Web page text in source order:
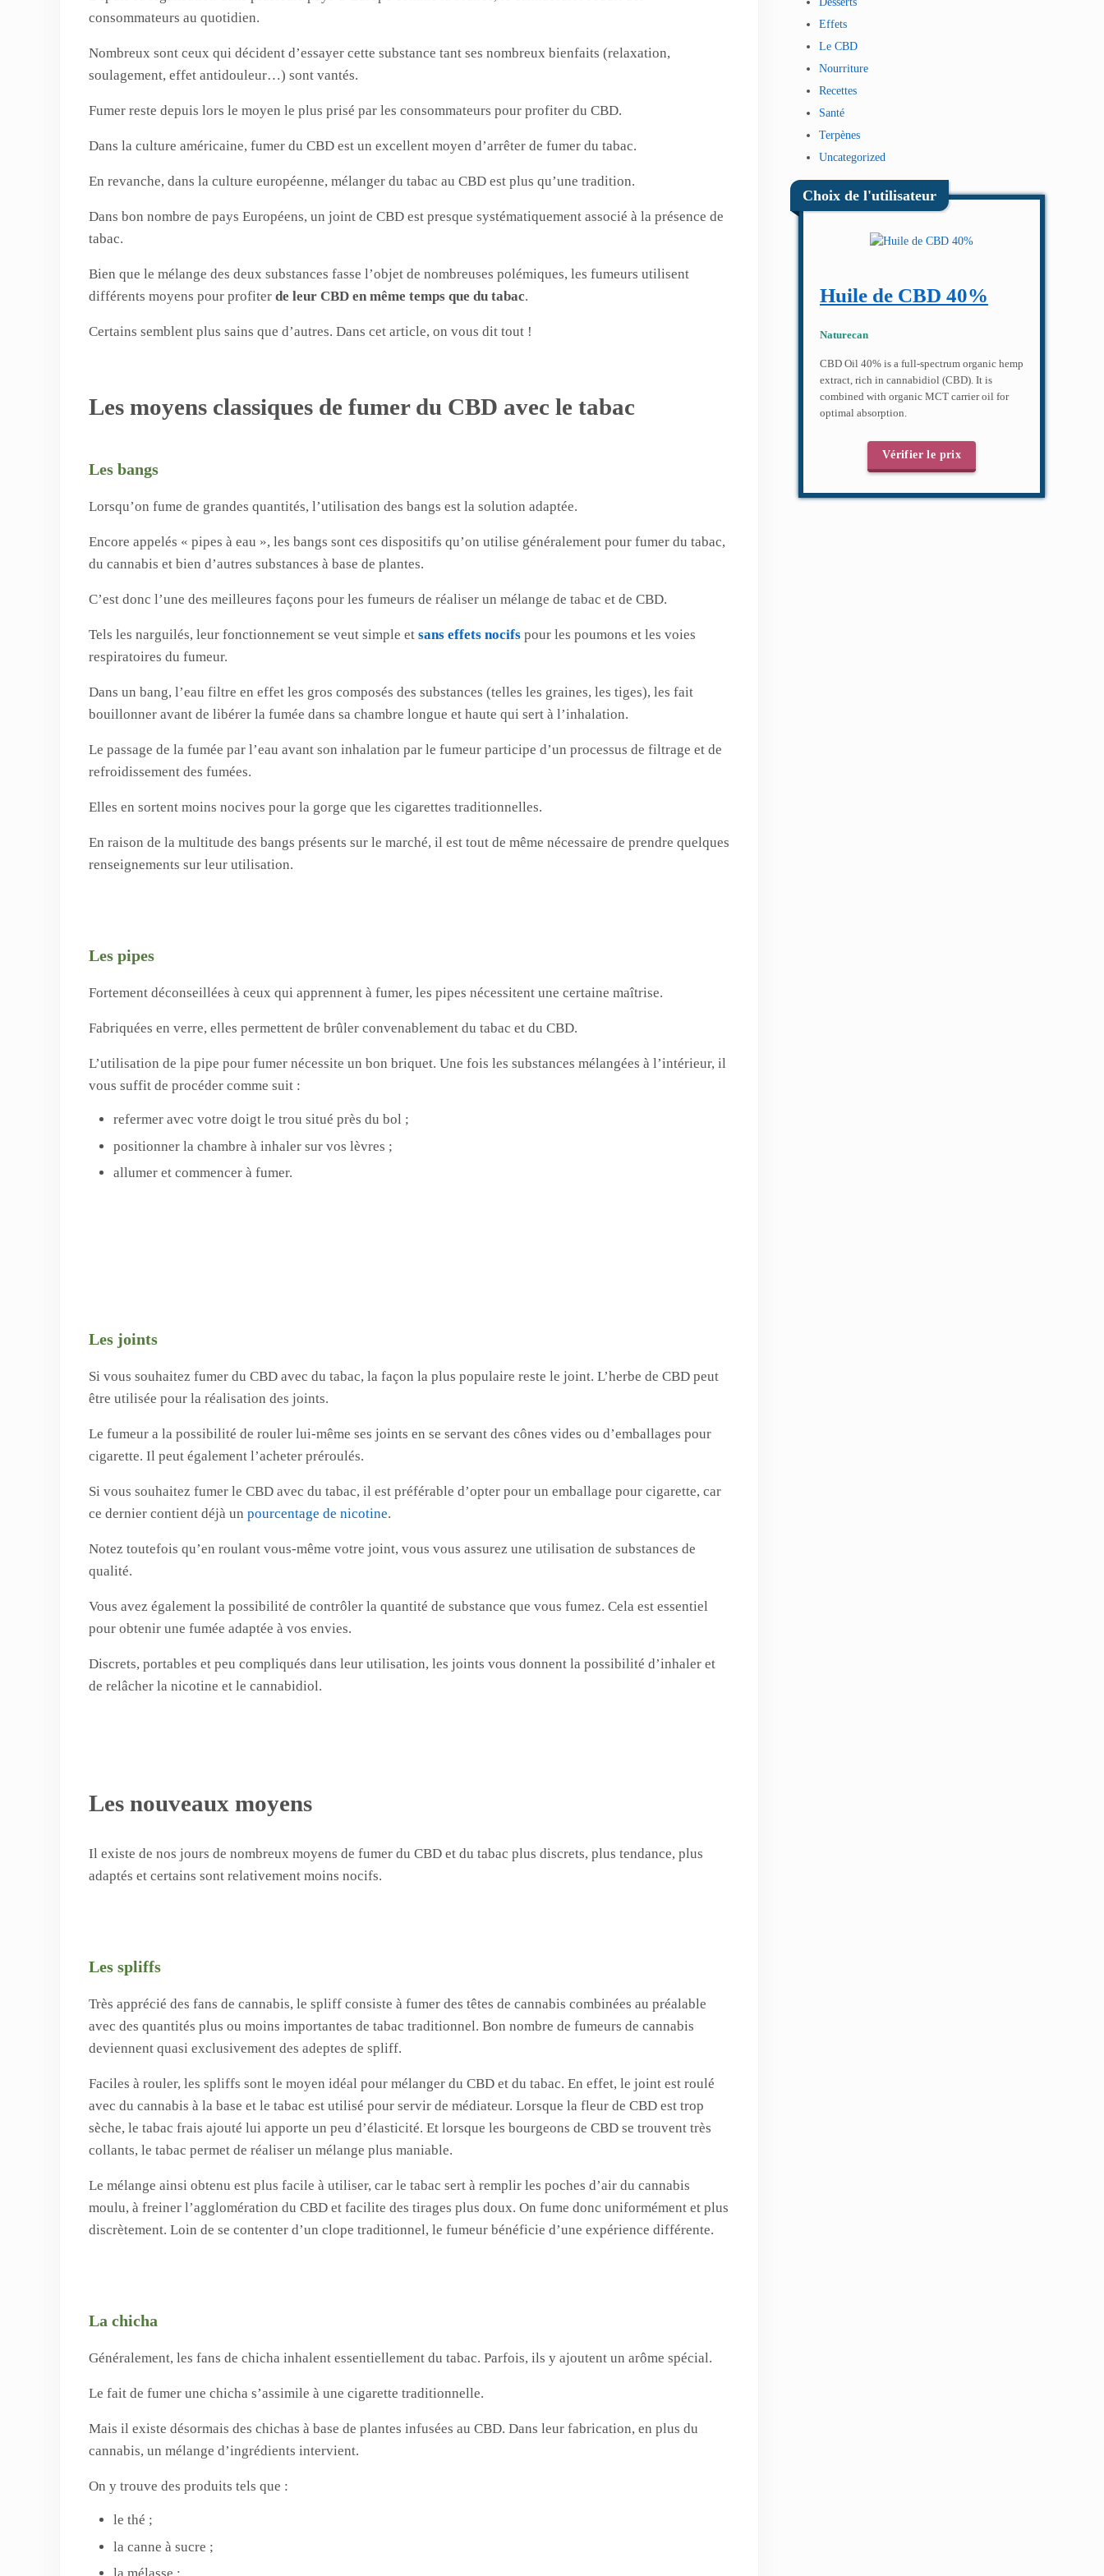
consommateurs au quotidien.
Nombreux sont ceux qui décident d’essayer cette substance tant ses nombreux bienfaits (relaxation,
soulagement, effet antidouleur…) sont vantés.
Fumer reste depuis lors le moyen le plus prisé par les consommateurs pour profiter du CBD.
Dans la culture américaine, fumer du CBD est un excellent moyen d’arrêter de fumer du tabac.
En revanche, dans la culture européenne, mélanger du tabac au CBD est plus qu’une tradition.
Dans bon nombre de pays Européens, un joint de CBD est presque systématiquement associé à la présence de
tabac.
Bien que le mélange des deux substances fasse l’objet de nombreuses polémiques, les fumeurs utilisent
différents moyens pour profiter de leur CBD en même temps que du tabac.
Certains semblent plus sains que d’autres. Dans cet article, on vous dit tout !
Les moyens classiques de fumer du CBD avec le tabac
Les bangs
Lorsqu’on fume de grandes quantités, l’utilisation des bangs est la solution adaptée.
Encore appelés « pipes à eau », les bangs sont ces dispositifs qu’on utilise généralement pour fumer du tabac,
du cannabis et bien d’autres substances à base de plantes.
C’est donc l’une des meilleures façons pour les fumeurs de réaliser un mélange de tabac et de CBD.
Tels les narguilés, leur fonctionnement se veut simple et sans effets nocifspour les poumons et les voies
respiratoires du fumeur.
Dans un bang, l’eau filtre en effet les gros composés des substances (telles les graines, les tiges), les fait
bouillonner avant de libérer la fumée dans sa chambre longue et haute qui sert à l’inhalation.
Le passage de la fumée par l’eau avant son inhalation par le fumeur participe d’un processus de filtrage et de
refroidissement des fumées.
Elles en sortent moins nocives pour la gorge que les cigarettes traditionnelles.
En raison de la multitude des bangs présents sur le marché, il est tout de même nécessaire de prendre quelques
renseignements sur leur utilisation.
Les pipes
Fortement déconseillées à ceux qui apprennent à fumer, les pipes nécessitent une certaine maîtrise.
Fabriquées en verre, elles permettent de brûler convenablement du tabac et du CBD.
L’utilisation de la pipe pour fumer nécessite un bon briquet. Une fois les substances mélangées à l’intérieur, il
vous suffit de procéder comme suit :
refermer avec votre doigt le trou situé près du bol ;
positionner la chambre à inhaler sur vos lèvres ;
allumer et commencer à fumer.
Les joints
Si vous souhaitez fumer du CBD avec du tabac, la façon la plus populaire reste le joint. L’herbe de CBD peut
être utilisée pour la réalisation des joints.
Le fumeur a la possibilité de rouler lui-même ses joints en se servant des cônes vides ou d’emballages pour
cigarette. Il peut également l’acheter préroulés.
Si vous souhaitez fumer le CBD avec du tabac, il est préférable d’opter pour un emballage pour cigarette, car
ce dernier contient déjà un pourcentage de nicotine.
Notez toutefois qu’en roulant vous-même votre joint, vous vous assurez une utilisation de substances de
qualité.
Vous avez également la possibilité de contrôler la quantité de substance que vous fumez. Cela est essentiel
pour obtenir une fumée adaptée à vos envies.
Discrets, portables et peu compliqués dans leur utilisation, les joints vous donnent la possibilité d’inhaler et
de relâcher la nicotine et le cannabidiol.
Les nouveaux moyens
Il existe de nos jours de nombreux moyens de fumer du CBD et du tabac plus discrets, plus tendance, plus
adaptés et certains sont relativement moins nocifs.
Les spliffs
Très apprécié des fans de cannabis, le spliff consiste à fumer des têtes de cannabis combinées au préalable
avec des quantités plus ou moins importantes de tabac traditionnel. Bon nombre de fumeurs de cannabis
deviennent quasi exclusivement des adeptes de spliff.
Faciles à rouler, les spliffs sont le moyen idéal pour mélanger du CBD et du tabac. En effet, le joint est roulé
avec du cannabis à la base et le tabac est utilisé pour servir de médiateur. Lorsque la fleur de CBD est trop
sèche, le tabac frais ajouté lui apporte un peu d’élasticité. Et lorsque les bourgeons de CBD se trouvent très
collants, le tabac permet de réaliser un mélange plus maniable.
Le mélange ainsi obtenu est plus facile à utiliser, car le tabac sert à remplir les poches d’air du cannabis
moulu, à freiner l’agglomération du CBD et facilite des tirages plus doux. On fume donc uniformément et plus
discrètement. Loin de se contenter d’un clope traditionnel, le fumeur bénéficie d’une expérience différente.
La chicha
Généralement, les fans de chicha inhalent essentiellement du tabac. Parfois, ils y ajoutent un arôme spécial.
Le fait de fumer une chicha s’assimile à une cigarette traditionnelle.
Mais il existe désormais des chichas à base de plantes infusées au CBD. Dans leur fabrication, en plus du
cannabis, un mélange d’ingrédients intervient.
On y trouve des produits tels que :
le thé ;
la canne à sucre ;
Effets
Le CBD
Nourriture
Recettes
Santé
Terpènes
Uncategorized
Choix de l'utilisateur
Huile de CBD 40%
Naturecan
CBD Oil 40% is a full-spectrum organic hemp
extract, rich in cannabidiol (CBD). It is
combined with organic MCT carrier oil for
optimal absorption.
Vérifier le prix